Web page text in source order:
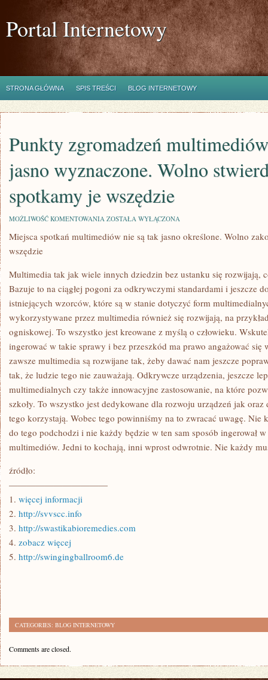
Portal Internetowy
STRONA GŁÓWNA SPIS TREŚCI BLOG INTERNETOWY
Punkty zgromadzeń
jasno wyznaczone. Wolno
spotkamy je wszędzie
MOŻLIWOŚĆ KOMENTOWANIA PUNKTY
MULTIMEDIÓW
JASNO
WYZNACZONE.
WOLNO
STWIERDZIĆ,
ŻE
SPOTKAMY
WSZĘDZIE
ZOSTAŁA WYŁĄCZONA
Miejsca spotkań multimediów nie są tak jasno określone. Wolno
wszędzie
Multimedia tak jak wiele innych dziedzin bez ustanku się rozwijają,
Bazuje to na ciągłej pogoni za odkrywczymi standardami i jeszcze
istniejących wzorców, które są w stanie dotyczyć form
wykorzystywane przez multimedia również się rozwijają, na
ogniskowej. To wszystko jest kreowane z myślą o człowieku.
ingerować w takie sprawy i bez przeszkód ma prawo angażować
zawsze multimedia są rozwijane tak, żeby dawać nam jeszcze
tak, że ludzie tego nie zauważają. Odkrywcze urządzenia, jeszcze
multimedialnych czy także innowacyjne zastosowanie, na które
szkoły. To wszystko jest dedykowane dla rozwoju urządzeń jak
tego korzystają. Wobec tego powinniśmy na to zwracać uwagę. Nie
do tego podchodzi i nie każdy będzie w ten sam sposób ingerował
multimediów. Jedni to kochają, inni wprost odwrotnie. Nie każdy
źródło:
———————————
1. więcej informacji
2. http://svvscc.info
3. http://swastikabioremedies.com
4. zobacz więcej
5. http://swingingballroom6.de
CATEGORIES: BLOG INTERNETOWY
Comments are closed.